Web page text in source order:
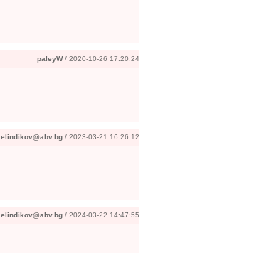
paleyW/ 2020-10-26 17:20:24
elindikov@abv.bg / 2023-03-21 16:26:12
elindikov@abv.bg / 2024-03-22 14:47:55